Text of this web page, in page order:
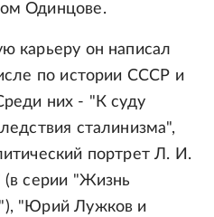
Одинцове.
карьеру он написал
по истории СССР и
них - "К суду
сталинизма",
портрет Л. И.
(в серии "Жизнь
"Юрий Лужков и